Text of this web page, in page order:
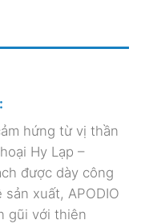
hứng từ vị thần
Hy Lạp –
được dày công
xuất, APODIO
gũi với thiên